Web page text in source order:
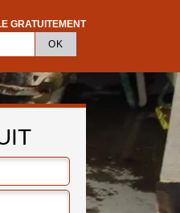
GRATUITEMENT